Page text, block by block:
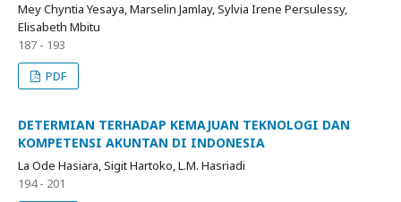
Mey Chyntia Yesaya, Marselin Jamlay, Sylvia Irene Persulessy,
Elisabeth Mbitu
187 - 193
PDF
DETERMIAN TERHADAP KEMAJUAN TEKNOLOGI DAN
KOMPETENSI AKUNTAN DI INDONESIA
La Ode Hasiara, Sigit Hartoko, L.M. Hasriadi
194 - 201